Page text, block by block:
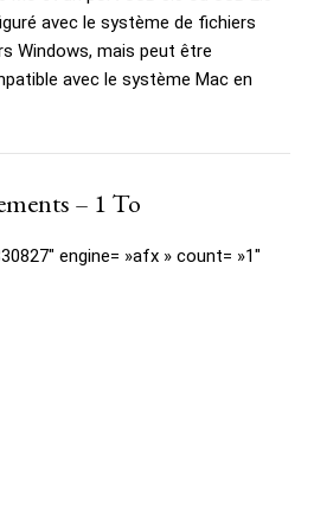
avec le système de fichiers
Windows, mais peut être
avec le système Mac en
– 1 To
engine= »afx » count= »1″